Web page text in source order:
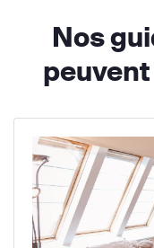
Nos